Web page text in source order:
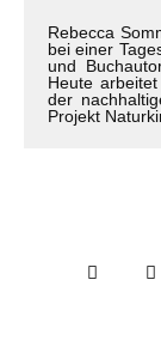
Rebecca
bei einer
und
Heute
der
Projekt